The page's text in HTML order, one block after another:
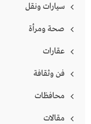
سيارات ونقل
صحة ومرأة
عقارات
فن وثقافة
محافظات
مقالات